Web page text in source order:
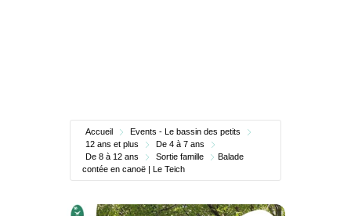
Accueil
Events - Le bassin des petits
12 ans et plus
De 4 à 7 ans
De 8 à 12 ans
Sortie famille
Balade
contée en canoë | Le Teich